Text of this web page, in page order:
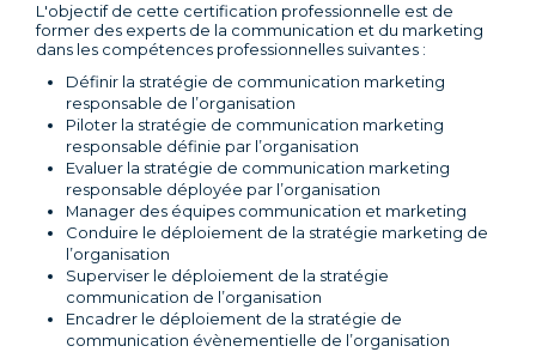
L'objectif de cette certification professionnelle est de
former des experts de la communication et du marketing
dans les compétences professionnelles suivantes :
Définir la stratégie de communication marketing
responsable de l’organisation
Piloter la stratégie de communication marketing
responsable définie par l’organisation
Evaluer la stratégie de communication marketing
responsable déployée par l’organisation
Manager des équipes communication et marketing
Conduire le déploiement de la stratégie marketing de
l’organisation
Superviser le déploiement de la stratégie
communication de l’organisation
Encadrer le déploiement de la stratégie de
communication évènementielle de l’organisation